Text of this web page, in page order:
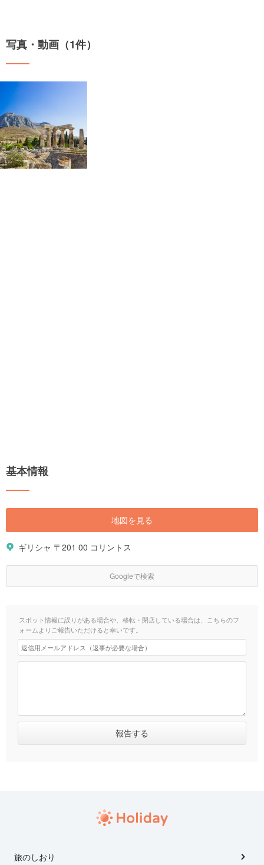
写真・動画（1件）
基本情報
地図を見る
ギリシャ 〒201 00 コリントス
Googleで検索
スポット情報に誤りがある場合や、移転・閉店している場合は、こちらのフ
ォームよりご報告いただけると幸いです。
旅のしおり